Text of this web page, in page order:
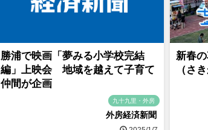
勝浦で映画「夢みる小学校完結
編」上映会 地域を越えて子育て
仲間が企画
九十九里・外房
外房経済新聞
新春
（さ